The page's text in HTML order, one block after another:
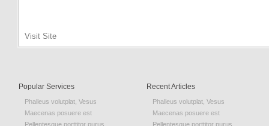
Visit Site
Popular Services
Phalleus volutplat, Vesus
Maecenas posuere est
Pellentesque porttitor purus
Recent Articles
Phalleus volutplat, Vesus
Maecenas posuere est
Pellentesque porttitor purus